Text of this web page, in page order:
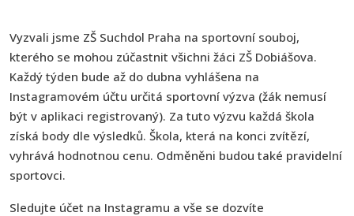
Vyzvali jsme ZŠ Suchdol Praha na sportovní souboj,
kterého se mohou zúčastnit všichni žáci ZŠ Dobiášova.
Každý týden bude až do dubna vyhlášena na
Instagramovém účtu určitá sportovní výzva (žák nemusí
být v aplikaci registrovaný). Za tuto výzvu každá škola
získá body dle výsledků. Škola, která na konci zvítězí,
vyhrává hodnotnou cenu. Odměněni budou také pravidelní
sportovci.
Sledujte účet na Instagramu a vše se dozvíte